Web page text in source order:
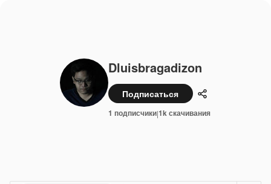
Dluisbragadizon
Подписаться Поделиться
1 подписчики|1k скачивания